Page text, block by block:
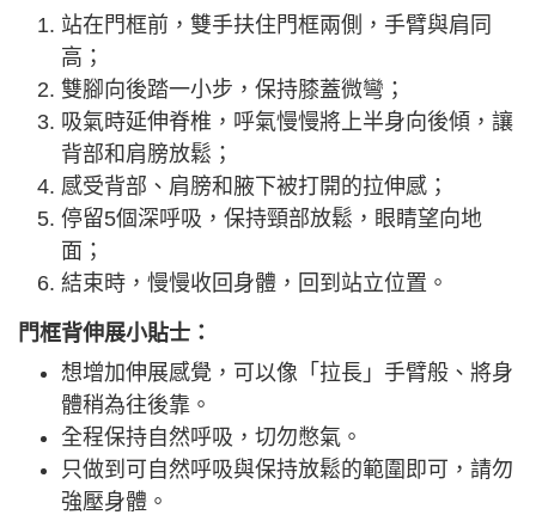
站在門框前，雙手扶住門框兩側，手臂與肩同
高；
雙腳向後踏一小步，保持膝蓋微彎；
吸氣時延伸脊椎，呼氣慢慢將上半身向後傾，讓
背部和肩膀放鬆；
感受背部、肩膀和腋下被打開的拉伸感；
停留5個深呼吸，保持頸部放鬆，眼睛望向地
面；
結束時，慢慢收回身體，回到站立位置。
門框背伸展小貼士：
想增加伸展感覺，可以像「拉長」手臂般、將身
體稍為往後靠。
全程保持自然呼吸，切勿憋氣。
只做到可自然呼吸與保持放鬆的範圍即可，請勿
強壓身體。